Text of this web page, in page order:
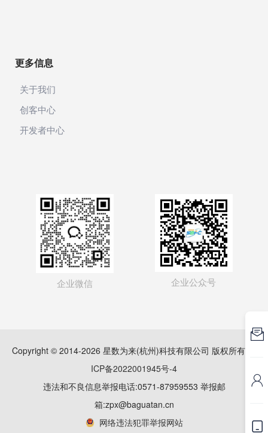
更多信息
关于我们
创客中心
开发者中心
企业微信 企业公众号
Copyright © 2014-2026 星数为来(杭州)科技有限公司 版权所有
ICP备2022001945号-4
违法和不良信息举报电话:0571-87959553 举报邮
箱:zpx@baguatan.cn
网络违法犯罪举报网站


